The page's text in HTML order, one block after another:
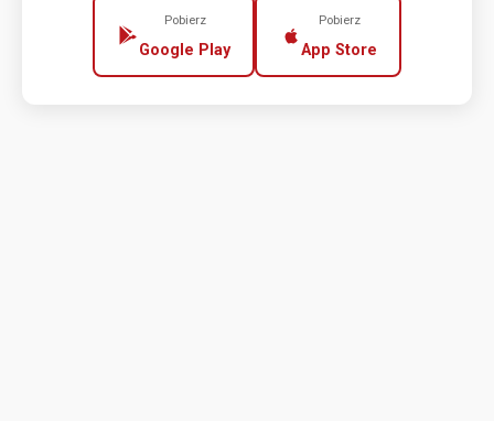
Pobierz
Google Play
Pobierz
App Store